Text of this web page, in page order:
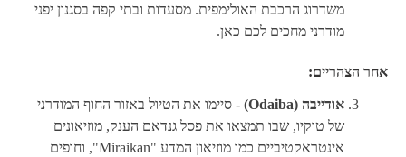
משדרוג הרכבת האולימפית. מסעדות ובתי קפה בסגנון יפני
מודרני מחכים לכם כאן.
אחר הצהריים:
אודייבה (Odaiba)
- סיימו את הטיול באזור החוף המודרני
של טוקיו, שבו תמצאו את פסל גנדאם הענק, מוזיאונים
אינטראקטיביים כמו מוזיאון המדע "Miraikan", וחופים